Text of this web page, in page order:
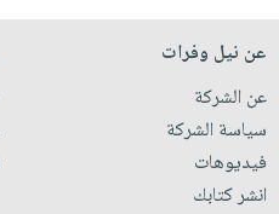
عن نيل وفرات
عن الشركة
سياسة الشركة
فيديوهات
انشر كتابك